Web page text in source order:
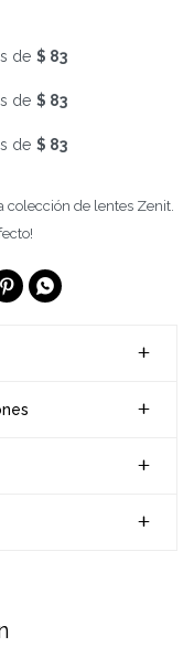
de $ 83
de $ 83
de $ 83
colección de lentes Zenit.
 